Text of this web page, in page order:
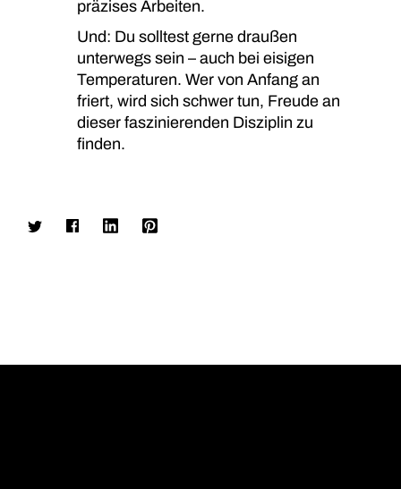
präzises Arbeiten.
Und: Du solltest gerne draußen
unterwegs sein – auch bei eisigen
Temperaturen. Wer von Anfang an
friert, wird sich schwer tun, Freude an
dieser faszinierenden Disziplin zu
finden.